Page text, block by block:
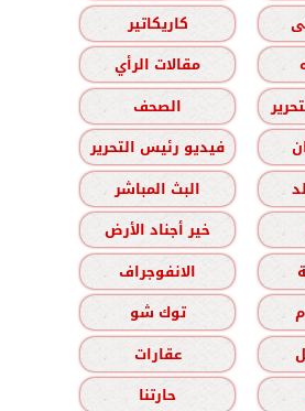
كاريكاتير
مقالات الرأي
الصحف
فيديو رئيس التحرير
البث المباشر
خير أجناد الأرض
الانفوجراف
توك شو
عقارات
حارتنا